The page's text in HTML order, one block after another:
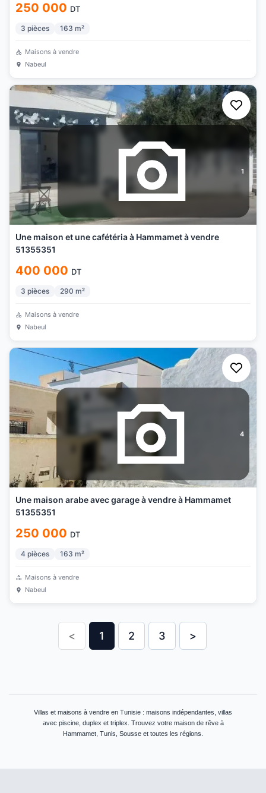
250 000 DT
3 pièces 163 m²
Maisons à vendre
Nabeul
1
Une maison et une cafétéria à Hammamet à vendre
51355351
400 000 DT
3 pièces 290 m²
Maisons à vendre
Nabeul
4
Une maison arabe avec garage à vendre à Hammamet
51355351
250 000 DT
4 pièces 163 m²
Maisons à vendre
Nabeul
< 1 2 3 >
Villas et maisons à vendre en Tunisie : maisons indépendantes, villas
avec piscine, duplex et triplex. Trouvez votre maison de rêve à
Hammamet, Tunis, Sousse et toutes les régions.